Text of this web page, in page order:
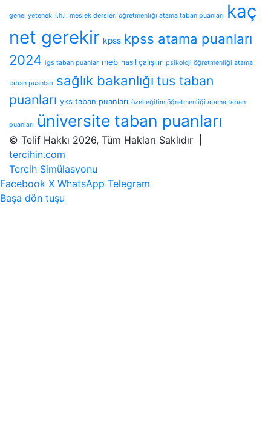
genel yetenek i.h.l. meslek dersleri öğretmenliği atama taban puanları
kaç
net gerekir kpss kpss atama puanları
2024 lgs taban puanlar meb nasıl çalışılır psikoloji öğretmenliği atama
taban puanları sağlık bakanlığı tus taban
puanları yks taban puanları özel eğitim öğretmenliği atama taban
puanları üniversite taban puanları
© Telif Hakkı 2026, Tüm Hakları Saklıdır |
tercihin.com
Tercih Simülasyonu
Facebook X WhatsApp Telegram
Başa dön tuşu